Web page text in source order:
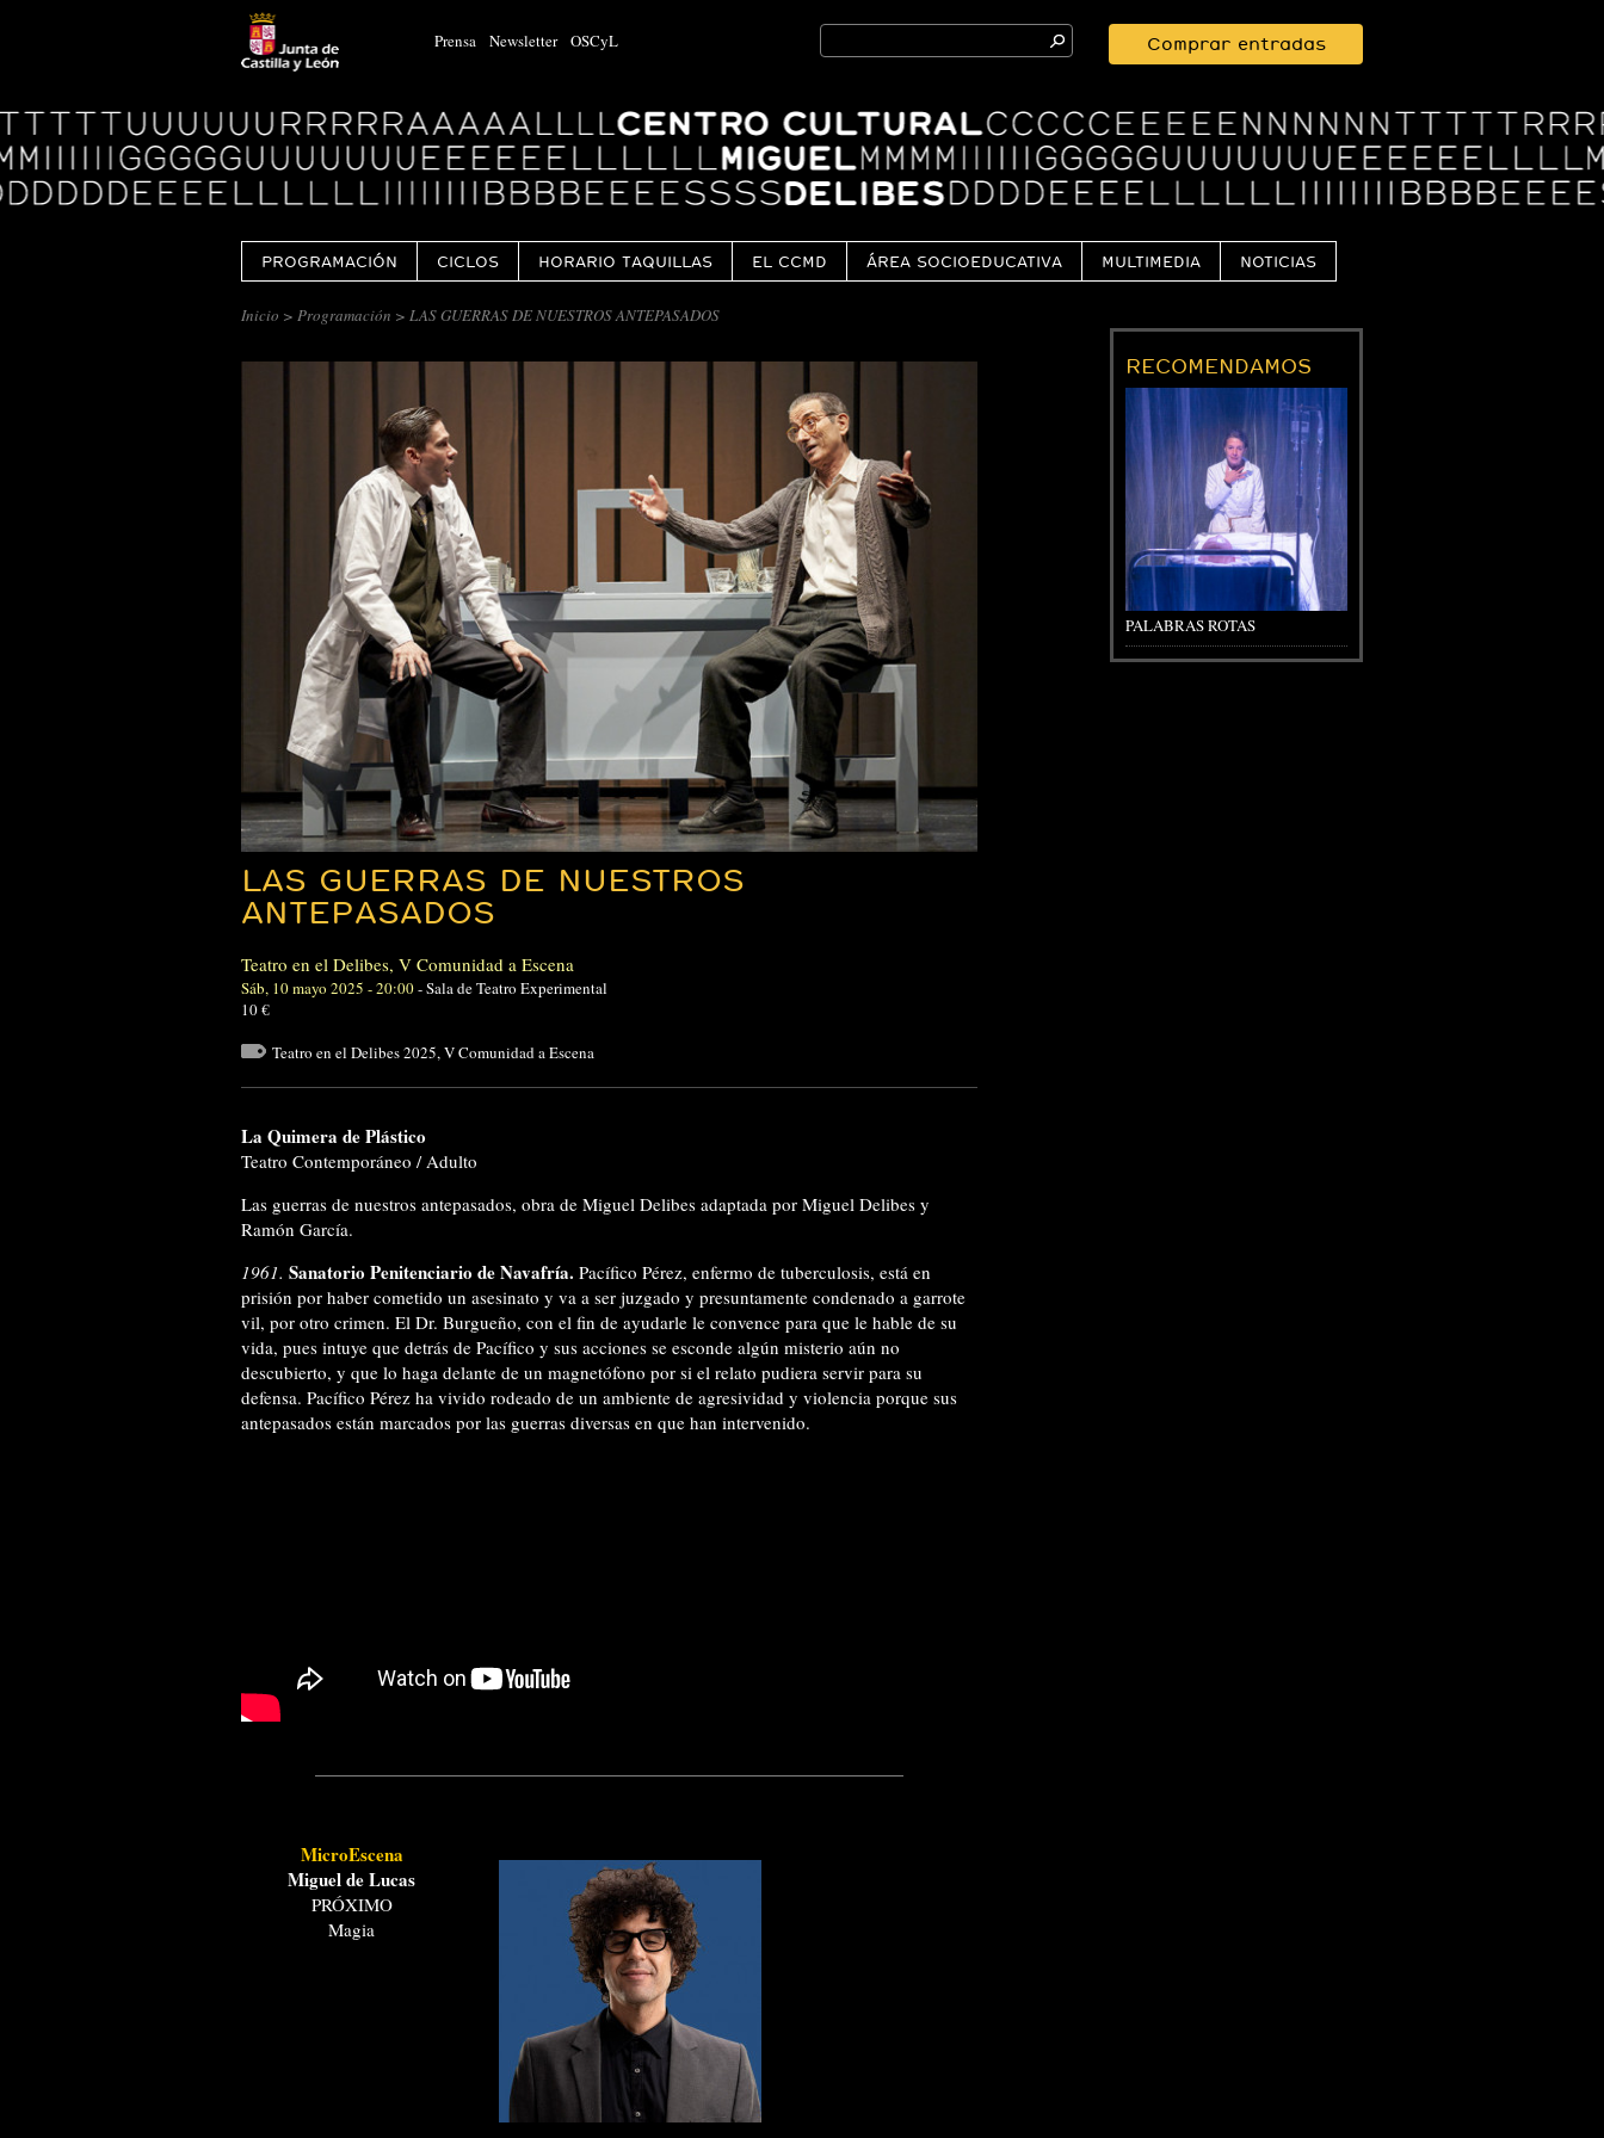
Prensa Newsletter OSCyL
Search
for:
Comprar entradas
Logo
Centro
Cultural
Miguel
Delibes
PROGRAMACIÓN CICLOS HORARIO TAQUILLAS EL CCMD ÁREA SOCIOEDUCATIVA MULTIMEDIA NOTICIAS
Inicio > Programación > LAS GUERRAS DE NUESTROS ANTEPASADOS
LAS GUERRAS DE NUESTROS
ANTEPASADOS
Teatro en el Delibes, V Comunidad a Escena
Sáb, 10 mayo 2025 - 20:00-Sala de Teatro Experimental
10 €
Teatro en el Delibes 2025,V Comunidad a Escena
La Quimera de Plástico
Teatro Contemporáneo / Adulto
Las guerras de nuestros antepasados, obra de Miguel Delibes adaptada por Miguel Delibes y
Ramón García.
1961. Sanatorio Penitenciario de Navafría. Pacífico Pérez, enfermo de tuberculosis, está en
prisión por haber cometido un asesinato y va a ser juzgado y presuntamente condenado a garrote
vil, por otro crimen. El Dr. Burgueño, con el fin de ayudarle le convence para que le hable de su
vida, pues intuye que detrás de Pacífico y sus acciones se esconde algún misterio aún no
descubierto, y que lo haga delante de un magnetófono por si el relato pudiera servir para su
defensa. Pacífico Pérez ha vivido rodeado de un ambiente de agresividad y violencia porque sus
antepasados están marcados por las guerras diversas en que han intervenido.
MicroEscena
Miguel de Lucas
PRÓXIMO
Magia
RECOMENDAMOS
PALABRAS ROTAS